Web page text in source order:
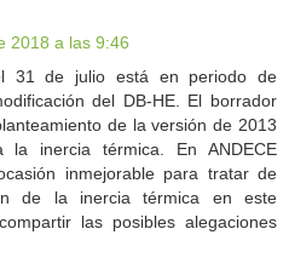
2018 a las 9:46
31 de julio está en periodo de
del DB-HE. El borrador
de la versión de 2013
inercia térmica. En ANDECE
inmejorable para tratar de
de la inercia térmica en este
las posibles alegaciones